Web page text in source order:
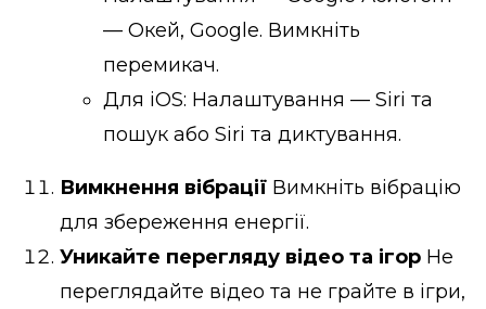
— Окей, Google. Вимкніть
перемикач.
Для iOS: Налаштування — Siri та
пошук або Siri та диктування.
Вимкнення вібрації Вимкніть вібрацію
для збереження енергії.
Уникайте перегляду відео та ігор Не
переглядайте відео та не грайте в ігри,